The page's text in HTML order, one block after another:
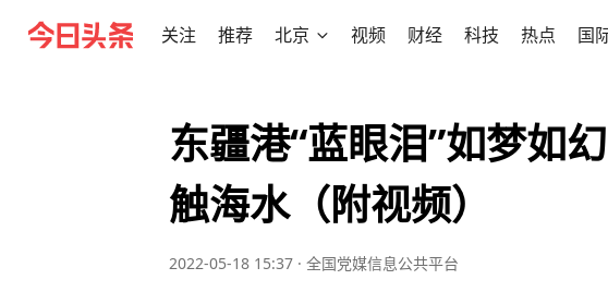
关注 推荐 北京 视频 财经 科技 热点 国
东疆港“蓝眼泪”如梦如
触海水（附视频）
2022-05-18 15:37 · 全国党媒信息公共平台